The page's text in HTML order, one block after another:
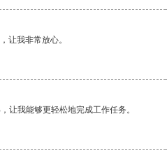
让我非常放心。
让我能够更轻松地完成工作任务。